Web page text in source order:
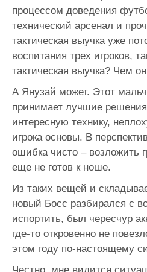
процессом доведения
технический арсенал и
тактическая выучка уже
воспитания трех игроков,
тактическая выучка? Чем
А Янузай может. Этот
принимает лучшие
интересную технику,
игрока основы. В
ошибка чисто – возложить
еще не готов к ноше.
Из таких вещей и
новый Босс разбирался с
испортить, был чересчур
где-то откровенно не
этом году по-настоящему